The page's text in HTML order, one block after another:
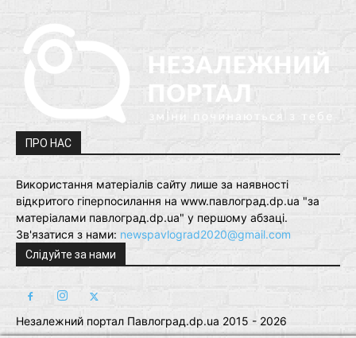
ПРО НАС
Використання матеріалів сайту лише за наявності
відкритого гіперпосилання на www.павлоград.dp.ua "за
матеріалами павлоград.dp.ua" у першому абзаці.
Зв'язатися з нами: newspavlograd2020@gmail.com
Слідуйте за нами
Незалежний портал Павлоград.dp.ua 2015 - 2026